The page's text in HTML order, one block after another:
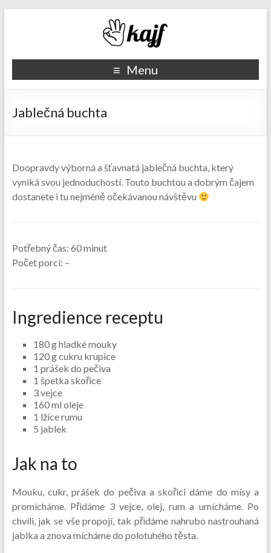
Recepty kajf.cz
Menu
Jablečná buchta
Doopravdy výborná a šťavnatá jablečná buchta, který
vyniká svou jednoduchostí. Touto buchtou a dobrým čajem
dostanete i tu nejméně očekávanou návštěvu
Potřebný čas: 60 minut
Počet porcí: –
Ingredience receptu
180 g hladké mouky
120 g cukru krupice
1 prášek do pečiva
1 špetka skořice
3 vejce
160 ml oleje
1 lžíce rumu
5 jablek
Jak na to
Mouku, cukr, prášek do pečiva a skořici dáme do mísy a
promícháme. Přidáme 3 vejce, olej, rum a umícháme. Po
chvíli, jak se vše propojí, tak přidáme nahrubo nastrouhaná
jablka a znova mícháme do polotuhého těsta.